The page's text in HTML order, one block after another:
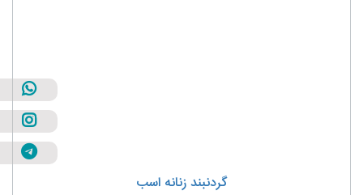
گردنبند زنانه اسب